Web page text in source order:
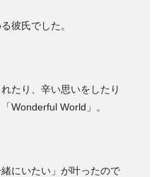
彼氏でした。
たり、辛い思いをしたり
Wonderful World」。
にいたい」が叶ったので